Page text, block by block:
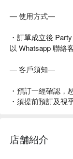
— 使用方式—
・訂單成立後
以 Whatsapp 聯絡
— 客戶須知—
・預訂一經確認，
・須提前預訂及視
店舗紹介